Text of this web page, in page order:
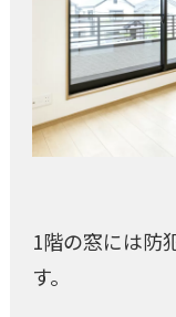
1階の窓には防
す。